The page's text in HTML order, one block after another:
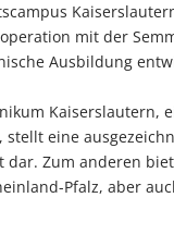
mit der
Ausbildung
Kaiserslautern,
eine
Zum anderen
Pfalz, aber